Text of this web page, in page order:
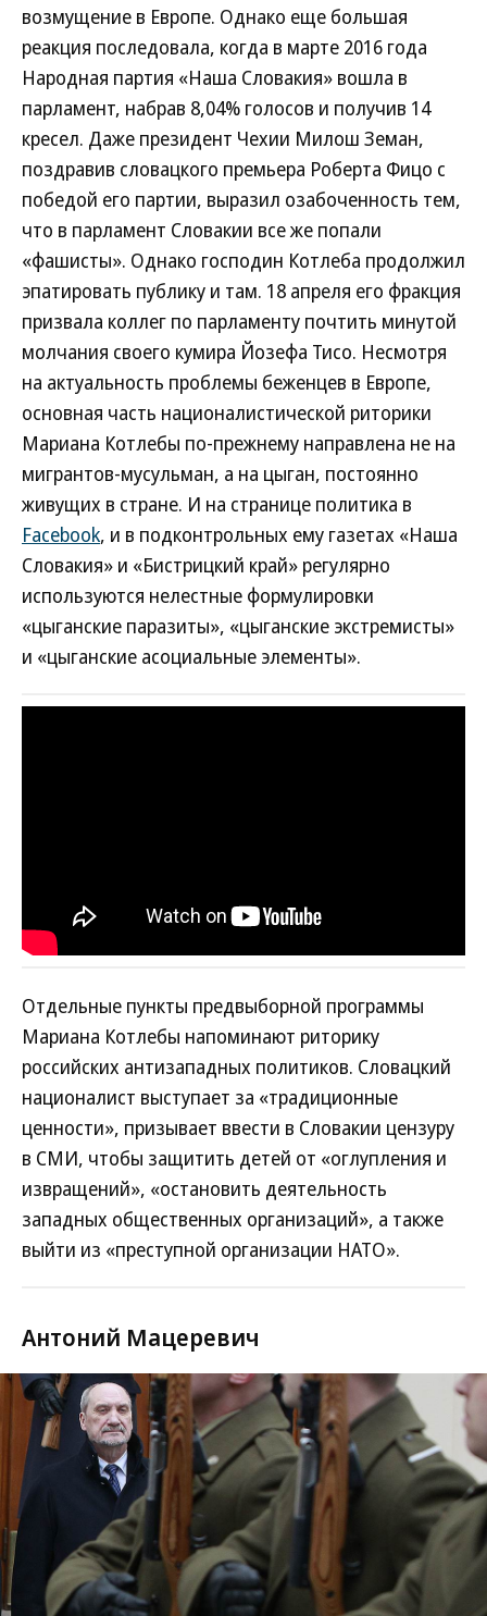
возмущение в Европе. Однако еще большая
реакция последовала, когда в марте 2016 года
Народная партия «Наша Словакия» вошла в
парламент, набрав 8,04% голосов и получив 14
кресел. Даже президент Чехии Милош Земан,
поздравив словацкого премьера Роберта Фицо с
победой его партии, выразил озабоченность тем,
что в парламент Словакии все же попали
«фашисты». Однако господин Котлеба продолжил
эпатировать публику и там. 18 апреля его фракция
призвала коллег по парламенту почтить минутой
молчания своего кумира Йозефа Тисо. Несмотря
на актуальность проблемы беженцев в Европе,
основная часть националистической риторики
Мариана Котлебы по-прежнему направлена не на
мигрантов-мусульман, а на цыган, постоянно
живущих в стране. И на странице политика в
Facebook, и в подконтрольных ему газетах «Наша
Словакия» и «Бистрицкий край» регулярно
используются нелестные формулировки
«цыганские паразиты», «цыганские экстремисты»
и «цыганские асоциальные элементы».
Отдельные пункты предвыборной программы
Мариана Котлебы напоминают риторику
российских антизападных политиков. Словацкий
националист выступает за «традиционные
ценности», призывает ввести в Словакии цензуру
в СМИ, чтобы защитить детей от «оглупления и
извращений», «остановить деятельность
западных общественных организаций», а также
выйти из «преступной организации НАТО».
Антоний Мацеревич